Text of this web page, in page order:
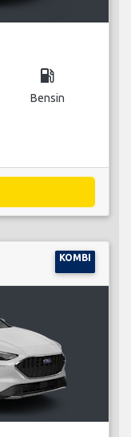
local_gas_station
Bensin
KOMBI